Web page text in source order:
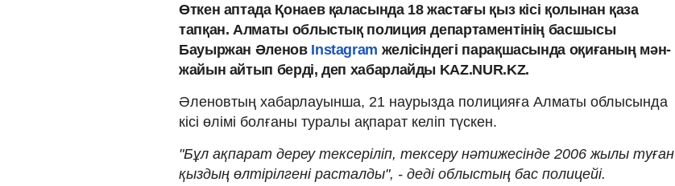
Өткен аптада Қонаев қаласында 18 жастағы қыз кісі қолынан қаза
тапқан. Алматы облыстық полиция департаментінің басшысы
Бауыржан ӘленовInstagram желісіндегі парақшасында оқиғаның мән-
жайын айтып берді, деп хабарлайды KAZ.NUR.KZ.
Әленовтың хабарлауынша, 21 наурызда полицияға Алматы облысында
кісі өлімі болғаны туралы ақпарат келіп түскен.
"Бұл ақпарат дереу тексеріліп, тексеру нәтижесінде 2006 жылы туған
қыздың өлтірілгені расталды", - деді облыстың бас полицейі.